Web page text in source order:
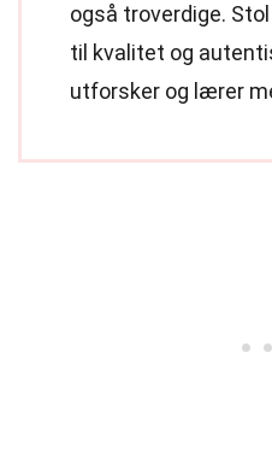
også troverdige.
til kvalitet og
utforsker og lærer